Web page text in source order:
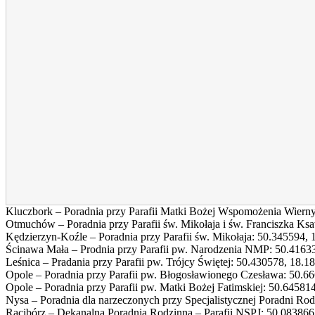
Kluczbork – Poradnia przy Parafii Matki Bożej Wspomożenia
Otmuchów – Poradnia przy Parafii św. Mikołaja i św. Franciszka
Kędzierzyn-Koźle – Poradnia przy Parafii św. Mikołaja: 50.345594,
Ścinawa Mała – Prodnia przy Parafii pw. Narodzenia NMP:
Leśnica – Pradania przy Parafii pw. Trójcy Świętej: 50.430578,
Opole – Poradnia przy Parafii pw. Błogosławionego Czesława:
Opole – Poradnia przy Parafii pw. Matki Bożej Fatimskiej:
Nysa – Poradnia dla narzeczonych przy Specjalistycznej Poradni
Racibórz – Dekanalna Poradnia Rodzinna – Parafii NSPJ: 50.083866